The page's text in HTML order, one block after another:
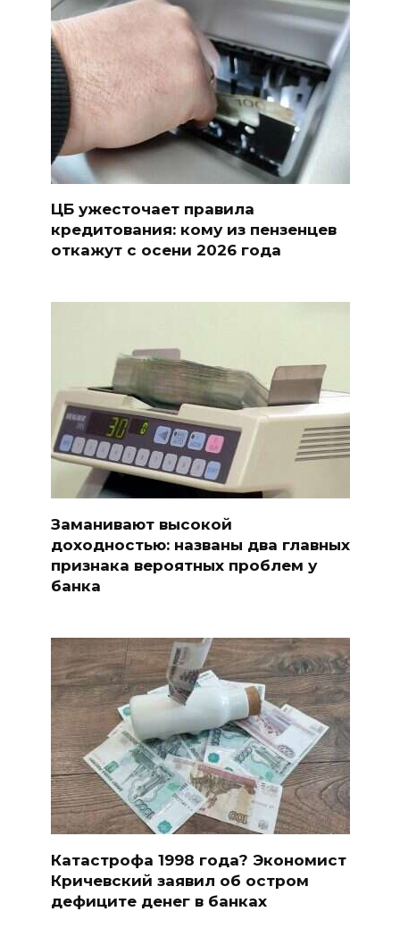
ЦБ ужесточает правила
кредитования: кому из пензенцев
откажут с осени 2026 года
Заманивают высокой
доходностью: названы два главных
признака вероятных проблем у
банка
Катастрофа 1998 года? Экономист
Кричевский заявил об остром
дефиците денег в банках